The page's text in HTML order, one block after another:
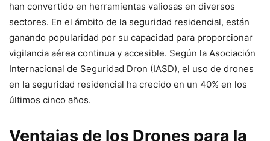
han convertido en herramientas valiosas en diversos
sectores. En el ámbito de la seguridad residencial, están
ganando popularidad por su capacidad para proporcionar
vigilancia aérea continua y accesible. Según la Asociación
Internacional de Seguridad Dron (IASD), el uso de drones
en la seguridad residencial ha crecido en un 40% en los
últimos cinco años.
Ventajas de los Drones para la